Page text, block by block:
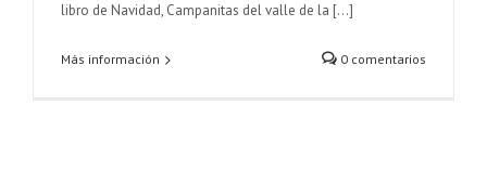
libro de Navidad, Campanitas del valle de la [...]
Más información 0 comentarios